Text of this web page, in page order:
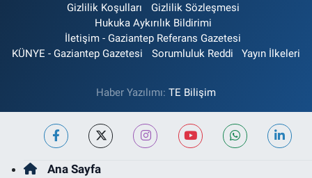
Gizlilik Koşulları
Gizlilik Sözleşmesi
Hukuka Aykırılık Bildirimi
İletişim - Gaziantep Referans Gazetesi
KÜNYE - Gaziantep Gazetesi
Sorumluluk Reddi Yayın İlkeleri
Haber Yazılımı: TE Bilişim
Ana Sayfa